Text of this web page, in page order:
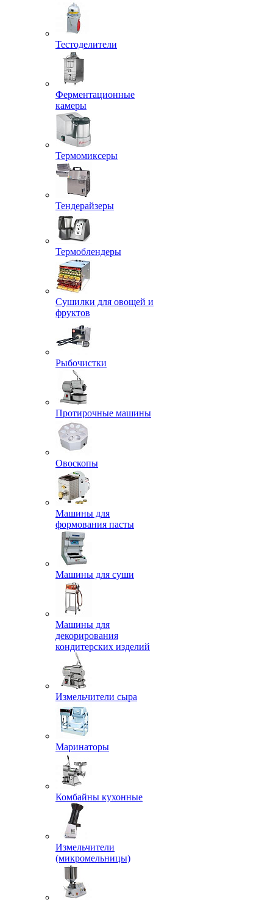
Тестоделители
Ферментационные
камеры
Термомиксеры
Тендерайзеры
Термоблендеры
Сушилки для овощей и
фруктов
Рыбочистки
Протирочные машины
Овоскопы
Машины для
формования пасты
Машины для суши
Машины для
декорирования
кондитерских изделий
Измельчители сыра
Маринаторы
Комбайны кухонные
Измельчители
(микромельницы)